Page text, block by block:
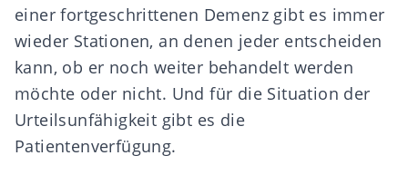
einer fortgeschrittenen Demenz gibt es immer
wieder Stationen, an denen jeder entscheiden
kann, ob er noch weiter behandelt werden
möchte oder nicht. Und für die Situation der
Urteilsunfähigkeit gibt es die
Patientenverfügung.